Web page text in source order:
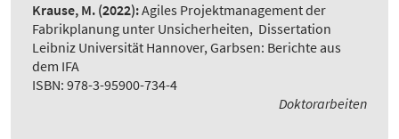
Krause, M. (2022):Agiles Projektmanagement der
Fabrikplanung unter Unsicherheiten, Dissertation
Leibniz Universität Hannover, Garbsen: Berichte aus
dem IFA
ISBN: 978-3-95900-734-4
Doktorarbeiten